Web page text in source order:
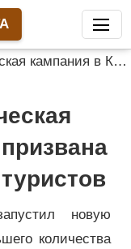
призвана привлечь больше туристов
новую
количества